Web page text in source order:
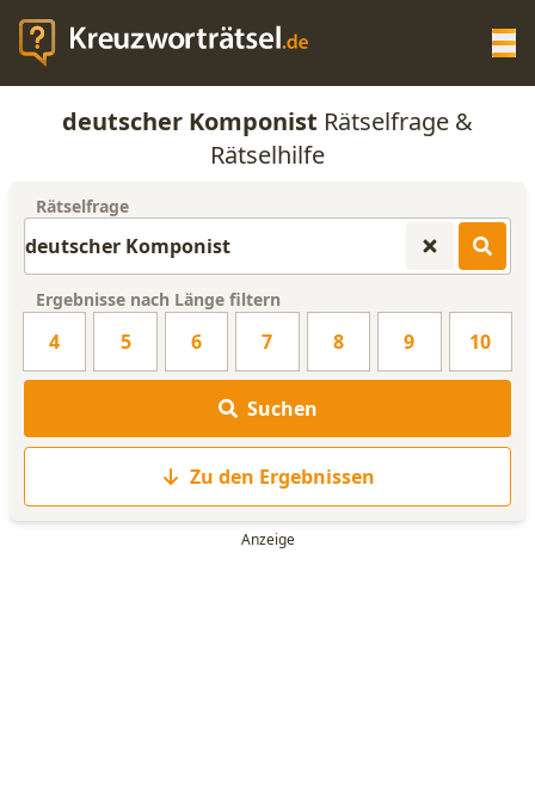
KREUZWORTRÄTSEL-HILFE
ANAGRAMM-GENERATOR
WORTLISTE
deutscher Komponist Rätselfrage &
Rätselhilfe
Rätselfrage
Ergebnisse nach Länge filtern
4 5 6 7 8 9 10
Suchen
Zu den Ergebnissen